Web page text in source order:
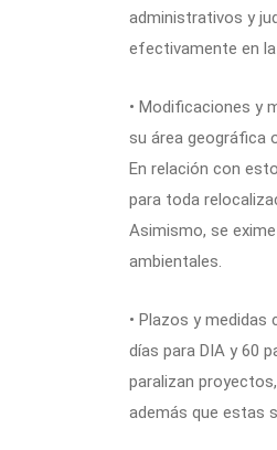
administrativos y
efectivamente en la
• Modificaciones y
su área geográfica
En relación con
para toda
Asimismo, se
ambientales.
• Plazos y
días para DIA y 60
paralizan
además que estas